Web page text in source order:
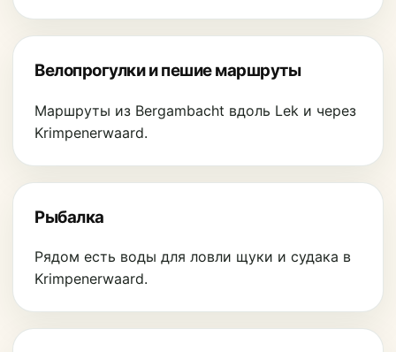
Велопрогулки и пешие маршруты
Маршруты из Bergambacht вдоль Lek и через
Krimpenerwaard.
Рыбалка
Рядом есть воды для ловли щуки и судака в
Krimpenerwaard.